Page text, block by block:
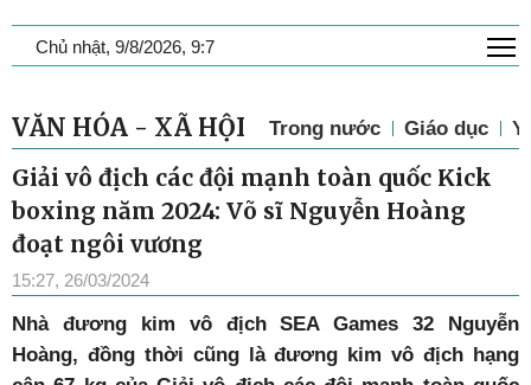
Chủ nhật, 9/8/2026, 9:7
VĂN HÓA - XÃ HỘI Trong nước Giáo dục Y
Giải vô địch các đội mạnh toàn quốc Kick
boxing năm 2024: Võ sĩ Nguyễn Hoàng
đoạt ngôi vương
15:27, 26/03/2024
Nhà đương kim vô địch SEA Games 32 Nguyễn
Hoàng, đồng thời cũng là đương kim vô địch hạng